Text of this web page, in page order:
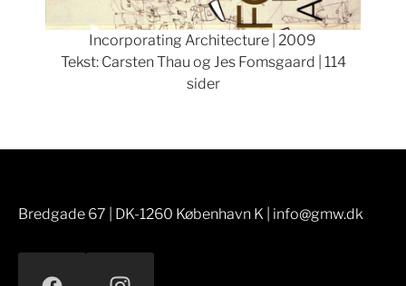
Incorporating Architecture | 2009
Tekst: Carsten Thau og Jes Fomsgaard | 114
sider
Bredgade 67 | DK-1260 København K | info@gmw.dk